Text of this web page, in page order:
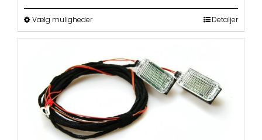
Vælg mulighederDette
vare
varianter.
Mulighederne
på
varesiden
Detaljer